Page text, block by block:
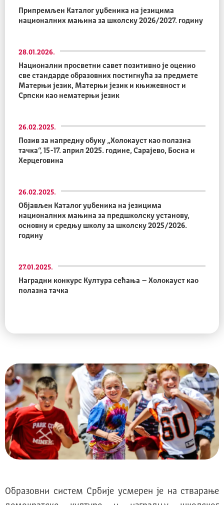
Припремљен Каталог уџбеника на језицима
националних мањина за школску 2026/2027. годину
Национални просветни савет позитивно је оценио
све стандарде образовних постигнућа за предмете
Матерњи језик, Матерњи језик и књижевност и
Српски као нематерњи језик
28.01.2026.
Позив за напредну обуку „Холокауст као полазна
тачка“, 15-17. април 2025. године, Сарајево, Босна и
Херцеговина
26.02.2025.
Објављен Каталог уџбеника на језицима
националних мањина за предшколску установу,
основну и средњу школу за школску 2025/2026.
годину
26.02.2025.
Наградни конкурс Култура сећања – Холокауст као
полазна тачка
27.01.2025.
Образовни систем Србије усмерен је на стварање